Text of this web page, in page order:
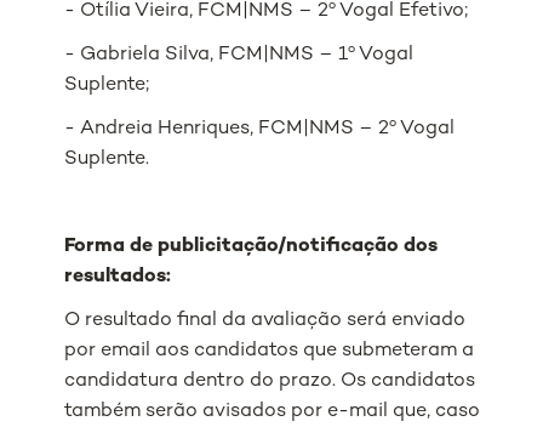
- Otília Vieira, FCM|NMS – 2º Vogal Efetivo;
- Gabriela Silva, FCM|NMS – 1º Vogal
Suplente;
- Andreia Henriques, FCM|NMS – 2º Vogal
Suplente.
Forma de publicitação/notificação dos
resultados:
O resultado final da avaliação será enviado
por email aos candidatos que submeteram a
candidatura dentro do prazo. Os candidatos
também serão avisados ​​por e-mail que, caso